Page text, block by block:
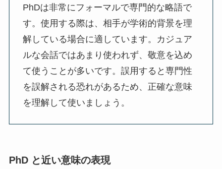
PhDは非常にフォーマルで専門的な略語で
す。使用する際は、相手が学術的背景を理
解している場合に適しています。カジュア
ルな会話ではあまり使われず、敬意を込め
て使うことが多いです。誤用すると専門性
を誤解される恐れがあるため、正確な意味
を理解して使いましょう。
PhD と近い意味の表現